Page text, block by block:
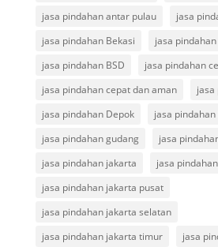
jasa pindahan antar pulau
jasa
jasa pindahan Bekasi
jasa
jasa pindahan BSD
jasa pindahan
jasa pindahan cepat dan aman
jasa
jasa pindahan Depok
jasa
jasa pindahan gudang
jasa
jasa pindahan jakarta
jasa
jasa pindahan jakarta pusat
jasa pindahan jakarta selatan
jasa pindahan jakarta timur
jasa